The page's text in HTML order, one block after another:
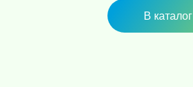
В каталог